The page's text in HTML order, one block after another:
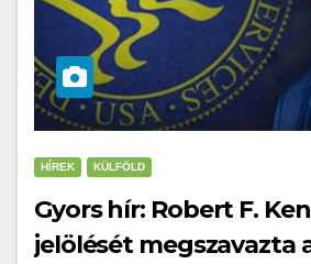
HÍREK KÜLFÖLD
Gyors hír: Robert F.
jelölését megszavazta